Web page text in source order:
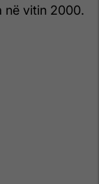
në vitin 2000.